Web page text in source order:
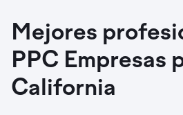
Mejores
PPC Empresas
California